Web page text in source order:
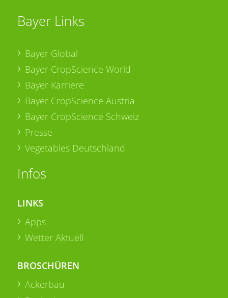
Bayer Links
Bayer Global
Bayer CropScience World
Bayer Karriere
Bayer CropScience Austria
Bayer CropScience Schweiz
Presse
Vegetables Deutschland
Infos
LINKS
Apps
Wetter Aktuell
BROSCHÜREN
Ackerbau